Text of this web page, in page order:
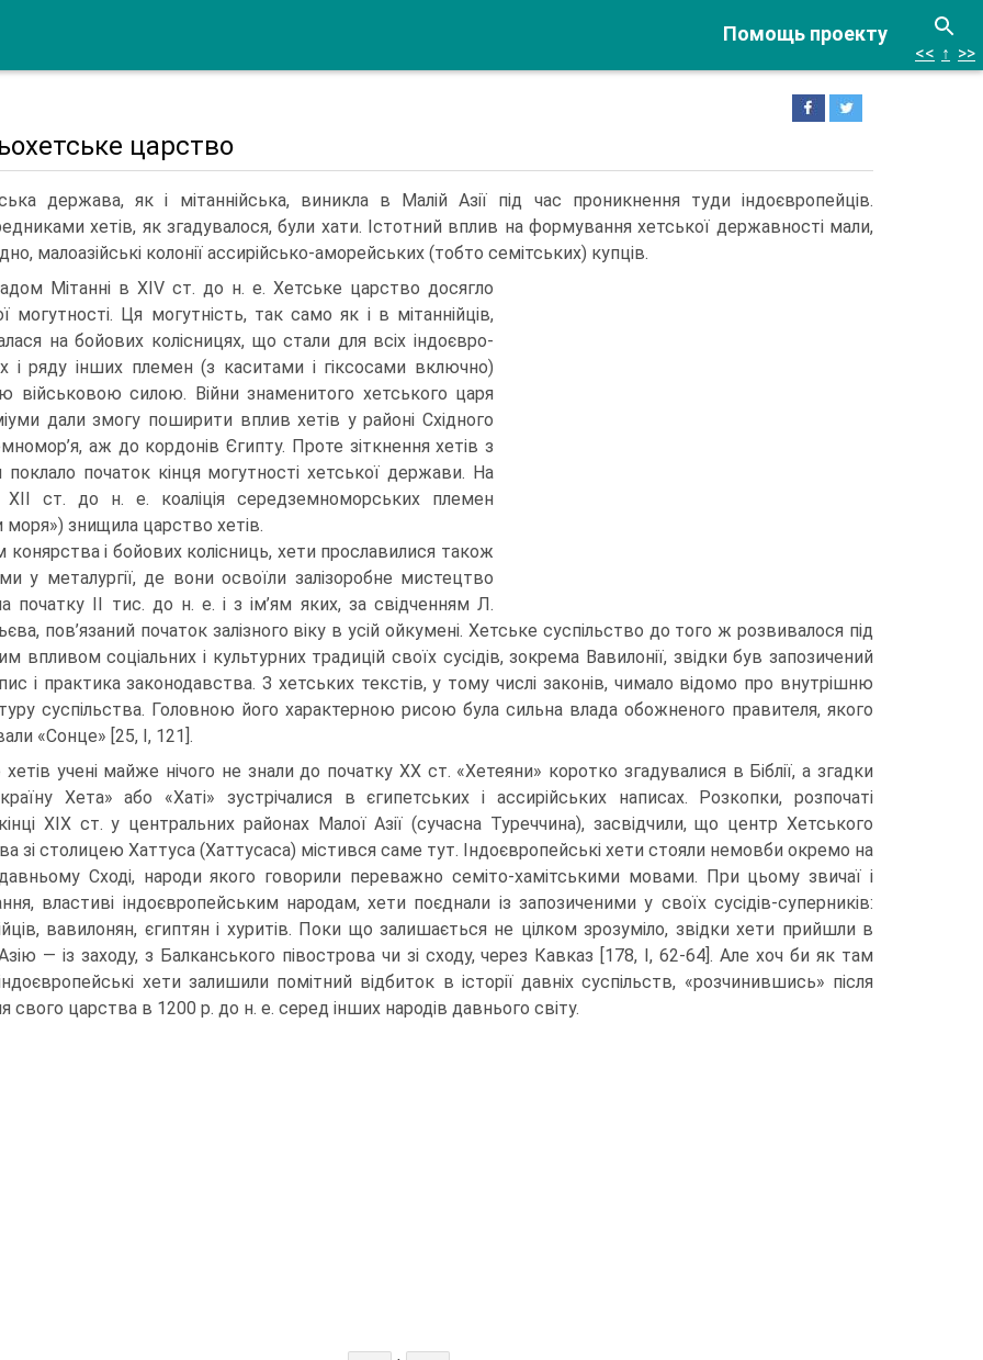
Помощь проекту
<< ↑ >>
царство
держава, як і мітаннійська, виникла в Малій Азії під час проникнення туди індоєвропейців.
хетів, як згадувалося, були хати. Істотний вплив на формування хетської державності мали,
малоазійські колонії ассирійсько-аморейських (тобто семітських) купців.
Мітанні в XIV ст. до н. е. Хетське царство досягло
могутності. Ця могутність, так само як і в мітаннійців,
на бойових колісницях, що стали для всіх індоєвро­
і ряду інших племен (з каситами і гіксосами включно)
військо­вою силою. Війни знаменитого хетського царя
дали змогу поширити вплив хетів у районі Східного
аж до кордонів Єгипту. Проте зіткнення хетів з
поклало початок кінця могутності хетської держави. На
XII ст. до н. е. коаліція середземноморських племен
моря») знищила царство хетів.
конярства і бойових колісниць, хети прославилися також
у металургії, де вони освоїли залізоробне мистецтво
початку II тис. до н. е. і з ім’ям яких, за свідченням Л.
пов’язаний початок залізного віку в усій ойкумені. Хетське суспільство до того ж розвивалося під
впливом со­ціальних і культурних традицій своїх сусідів, зокрема Вавилонії, звідки був за­позичений
і практика законодавства. З хетських текстів, у тому чис­лі законів, чимало відомо про внутрішню
суспільства. Головною його характерною рисою була сильна влада обожненого правителя, якого
«Сонце» [25, I, 121].
учені майже нічого не знали до початку ХХ ст. «Хетеяни» коротко згадувалися в Біблії, а згадки
Хета» або «Хаті» зустрічалися в єгипет­ських і ассирійських написах. Розкопки, розпочаті
ХІХ ст. у централь­них районах Малої Азії (сучасна Туреччина), засвідчили, що центр Хетського
зі столицею Хаттуса (Хаттусаса) містився саме тут. Індоєвропейські хети стояли немовби окремо на
Сході, народи якого говорили пере­важно семіто-хамітськими мовами. При цьому звичаї і
властиві індоєв­ропейським народам, хети поєднали із запозиченими у своїх сусідів-суперників:
вавилонян, єгиптян і хуритів. Поки що залишається не цілком зро­зуміло, звідки хети прийшли в
— із заходу, з Балканського півострова чи зі сходу, через Кавказ [178, I, 62-64]. Але хоч би як там
хети залишили помітний відбиток в історії давніх суспільств, «розчинившись» після
свого царства в 1200 р. до н. е. серед інших народів давнього світу.